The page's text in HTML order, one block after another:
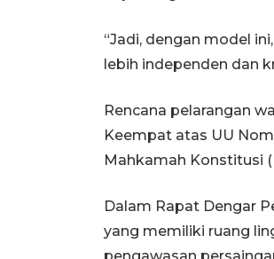
“Jadi, dengan model
lebih independen dan
Rencana pelarangan
Keempat atas UU
Mahkamah Konstitusi
Dalam Rapat Dengar
yang memiliki ruang
pengawasan